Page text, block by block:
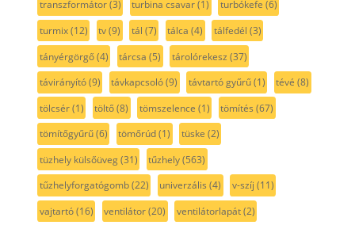
transzformátor(3) turbina csavar(1) turbókefe (6)
turmix(12) tv(9) tál (7) tálca (4) tálfedél (3)
tányérgörgő(4) tárcsa (5) tárolórekesz (37)
távirányító(9) távkapcsoló(9) távtartó gyűrű(1) tévé (8)
tölcsér(1) töltő(8) tömszelence (1) tömítés (67)
tömítőgyűrű(6) tömőrúd(1) tüske (2)
tüzhely külsőüveg(31) tűzhely(563)
tűzhelyforgatógomb(22) univerzális (4) v-szíj (11)
vajtartó(16) ventilátor(20) ventilátorlapát(2)